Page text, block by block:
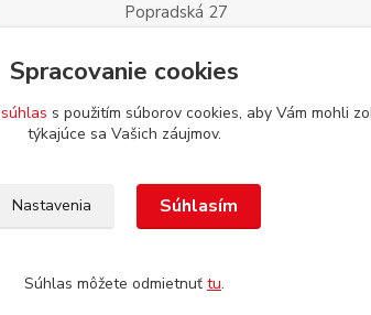
Popradská 27
Spracovanie cookies
súhlas s použitím súborov cookies, aby Vám mohli
týkajúce sa Vašich záujmov.
Nastavenia Súhlasím
Súhlas môžete odmietnuť tu.